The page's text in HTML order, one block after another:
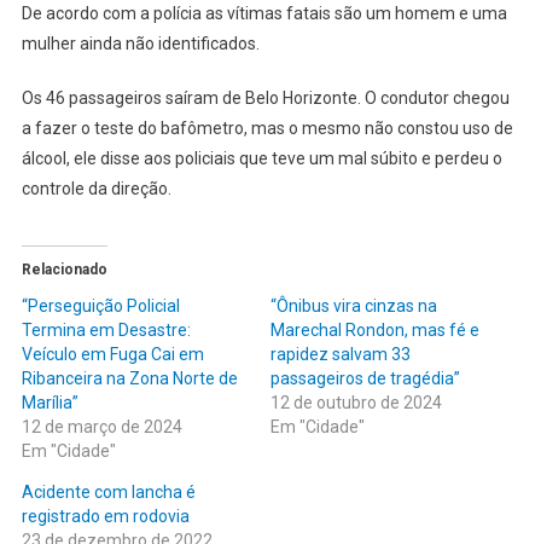
FERIDOS
NESTA
De acordo com a polícia as vítimas fatais são um homem e uma
mulher ainda não identificados.
Os 46 passageiros saíram de Belo Horizonte. O condutor chegou
a fazer o teste do bafômetro, mas o mesmo não constou uso de
álcool, ele disse aos policiais que teve um mal súbito e perdeu o
controle da direção.
Relacionado
“Perseguição Policial
Termina em Desastre:
Veículo em Fuga Cai em
Ribanceira na Zona Norte de
Marília”
12 de março de 2024
Em "Cidade"
“Ônibus vira cinzas na
Marechal Rondon, mas fé e
rapidez salvam 33
passageiros de tragédia”
12 de outubro de 2024
Em "Cidade"
Acidente com lancha é
registrado em rodovia